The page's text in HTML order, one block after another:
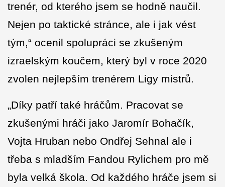
trenér, od kterého jsem se hodně naučil.
Nejen po taktické stránce, ale i jak vést
tým,“ ocenil spolupráci se zkušeným
izraelským koučem, který byl v roce 2020
zvolen nejlepším trenérem Ligy mistrů.
„Díky patří také hráčům. Pracovat se
zkušenými hráči jako Jaromír Bohačík,
Vojta Hruban nebo Ondřej Sehnal ale i
třeba s mladším Fandou Rylichem pro mě
byla velká škola. Od každého hráče jsem si